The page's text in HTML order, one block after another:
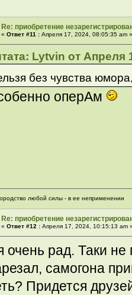
Re: приобретение
«Ответ #11 : Апреля 17, 2024, 08:05:35 am
Lytvin от Апреля
без чувства
оперАм
любой силы - в ее неприменении
Re: приобретение
«Ответ #12 : Апреля 17, 2024, 10:15:13 am
очень рад. Таки не
самогона
Придется